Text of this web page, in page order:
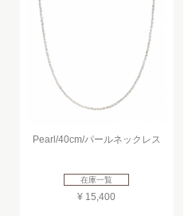
Pearl/40cm/パールネックレス
在庫一覧
¥ 15,400